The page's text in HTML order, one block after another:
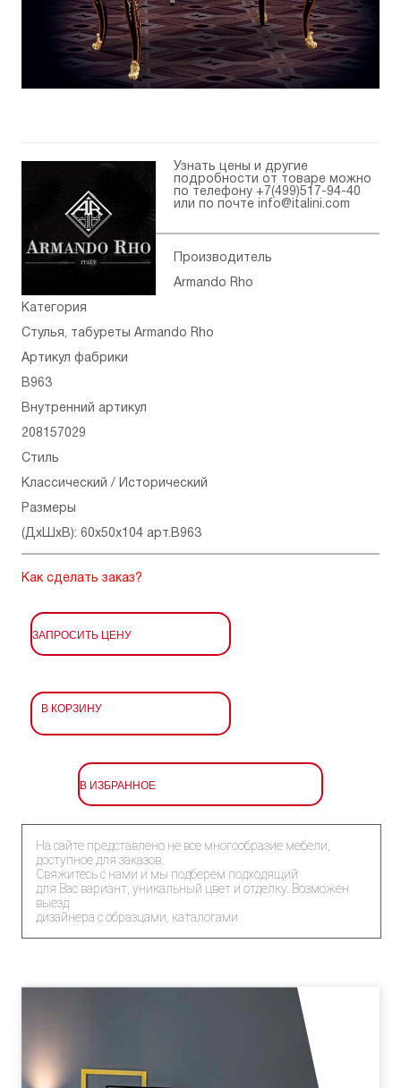
Узнать цены и другие
подробности от товаре можно
по телефону +7(499)517-94-40
или по почте
info@italini.com
Производитель
Armando Rho
Категория
Стулья, табуреты Armando Rho
Артикул фабрики
B963
Внутренний артикул
208157029
Стиль
Классический / Исторический
Размеры
(ДхШхВ): 60x50x104 арт.B963
Как сделать заказ?
ЗАПРОСИТЬ ЦЕНУ
В КОРЗИНУ
В ИЗБРАННОЕ
На сайте представлено не все многообразие мебели,
доступное для заказов.
Свяжитесь с нами и мы подберем подходящий
для Вас вариант, уникальный цвет и отделку. Возможен
выезд
дизайнера с образцами, каталогами